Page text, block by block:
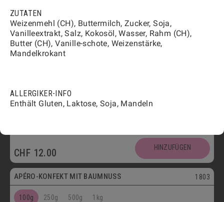
CHF12.50
Vegetarisch
FLÛTES MIT KÜMMEL
100g 250g
Vegetarisch
FLÛTES MIT SESAM
CHF 12.00 HINZUFÜGEN
Vegetarisch
APÉRO-KONFEKT MIT BAUMNUSS 1803
100g 250g 500g 1kg
ZUTATEN
Weizenmehl (CH), Buttermilch, Zucker, Soja,
Vanilleextrakt, Salz, Kokosöl, Wasser, Rahm (CH),
Butter (CH), Vanille-schote, Weizenstärke,
Mandelkrokant
ALLERGIKER-INFO
Enthält Gluten, Laktose, Soja, Mandeln